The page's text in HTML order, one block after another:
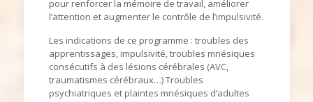
pour renforcer la mémoire de travail, améliorer
l’attention et augmenter le contrôle de l’impulsivité.
Les indications de ce programme : troubles des
apprentissages, impulsivité, troubles mnésiques
consécutifs à des lésions cérébrales (AVC,
traumatismes cérébraux…) Troubles
psychiatriques et plaintes mnésiques d’adultes